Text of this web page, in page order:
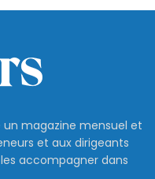
magazine mensuel et
et aux dirigeants
accompagner dans